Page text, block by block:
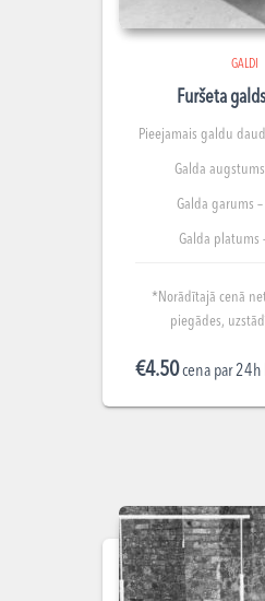
GALDI
Furšeta
Pieejamais galdu
Galda
Galda garums
Galda platums
*Norādītajā cenā
piegādes,
norādīta par
€4.50cena par 24h